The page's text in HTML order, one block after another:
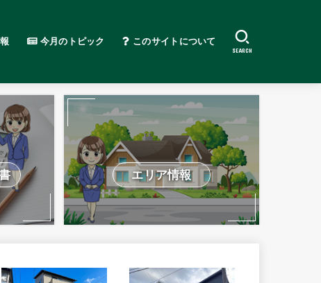
今月のトピック このサイトについて
SEARCH
エリア情報